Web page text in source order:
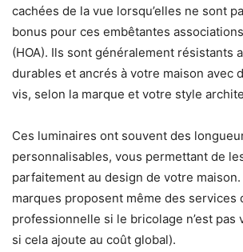
cachées de la vue lorsqu’elles ne sont
bonus pour ces embêtantes
(HOA). Ils sont généralement résistants
durables et ancrés à votre maison avec
vis, selon la marque et votre style
Ces luminaires ont souvent des
personnalisables, vous permettant de
parfaitement au design de votre
marques proposent même des services
professionnelle si le bricolage n’est pas
si cela ajoute au coût global).